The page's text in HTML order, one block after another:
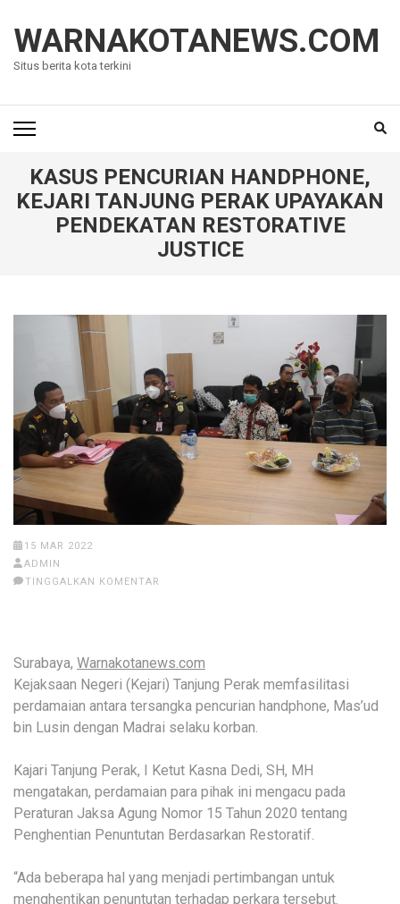
konten
(Tekan
WARNAKOTANEWS.COM
Situs berita kota terkini
KASUS PENCURIAN HANDPHONE,
KEJARI TANJUNG PERAK UPAYAKAN
PENDEKATAN RESTORATIVE
JUSTICE
15 MAR 2022
ADMIN
TINGGALKAN KOMENTAR
Surabaya, Warnakotanews.com
Kejaksaan Negeri (Kejari) Tanjung Perak memfasilitasi
perdamaian antara tersangka pencurian handphone, Mas’ud
bin Lusin dengan Madrai selaku korban.
Kajari Tanjung Perak, I Ketut Kasna Dedi, SH, MH
mengatakan, perdamaian para pihak ini mengacu pada
Peraturan Jaksa Agung Nomor 15 Tahun 2020 tentang
Penghentian Penuntutan Berdasarkan Restoratif.
“Ada beberapa hal yang menjadi pertimbangan untuk
menghentikan penuntutan terhadap perkara tersebut.